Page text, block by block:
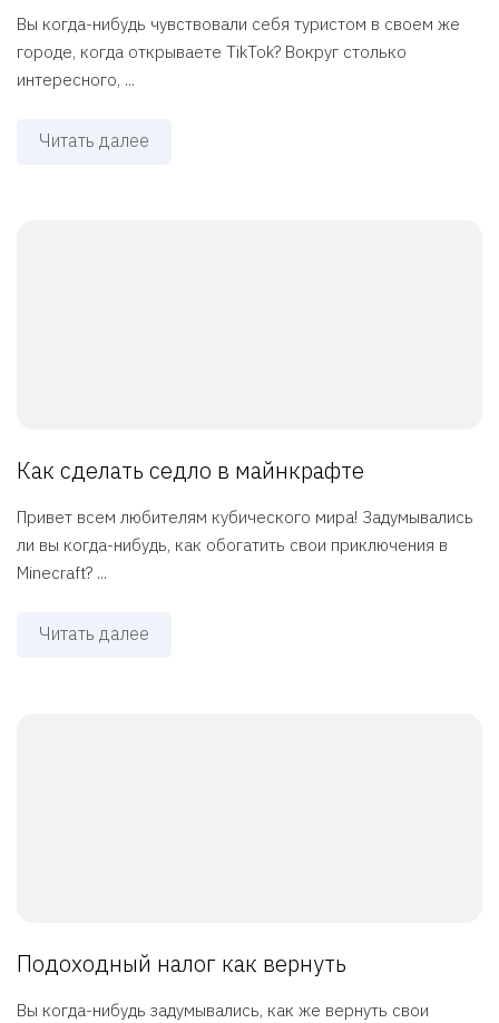
Вы когда-нибудь чувствовали себя туристом в своем же
городе, когда открываете TikTok? Вокруг столько
интересного, ...
Читать далее
Как сделать седло в майнкрафте
Привет всем любителям кубического мира! Задумывались
ли вы когда-нибудь, как обогатить свои приключения в
Minecraft? ...
Читать далее
Подоходный налог как вернуть
Вы когда-нибудь задумывались, как же вернуть свои